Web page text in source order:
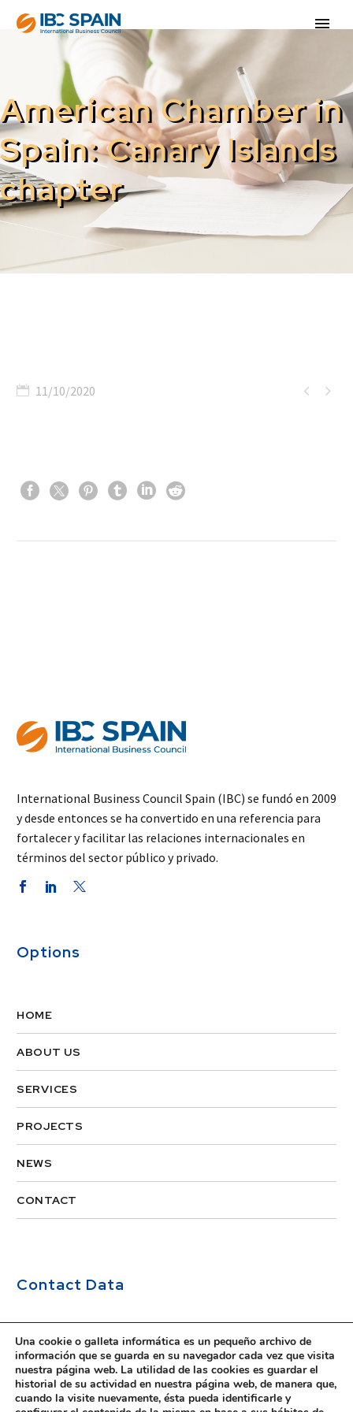
American Chamber in
Spain: Canary Islands
chapter
 
11/10/2020
International Business Council Spain (IBC) se fundó en 2009
y desde entonces se ha convertido en una referencia para
fortalecer y facilitar las relaciones internacionales en
términos del sector público y privado.
Options
HOME
ABOUT US
SERVICES
PROJECTS
NEWS
CONTACT
Contact Data

 Address:
Ruiz de Alda, 12, 1D
35007, Las Palmas de Gran Canaria
Una cookie o galleta informática es un pequeño archivo de
información que se guarda en su navegador cada vez que visita
nuestra página web. La utilidad de las cookies es guardar el
historial de su actividad en nuestra página web, de manera que,
cuando la visite nuevamente, ésta pueda identificarle y